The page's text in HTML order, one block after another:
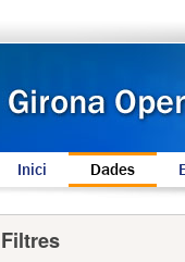
Inici Dades
Filtres